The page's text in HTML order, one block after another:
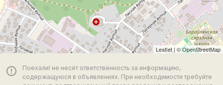
Leaflet| ©OpenStreetMap
error_outline
Поехали! не несёт ответственность за информацию,
содержащуюся в объявлениях. При необходимости требуйте